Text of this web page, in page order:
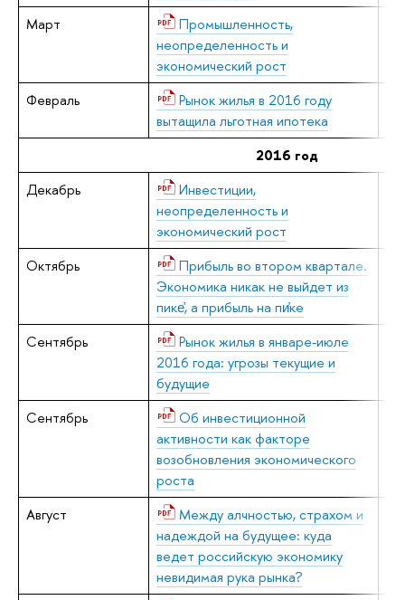
Март
Промышленность,
неопределенность и
экономический рост
Февраль
Рынок жилья в 2016 году
вытащила льготная ипотека
2016 год
Декабрь
Инвестиции,
неопределенность и
экономический рост
Октябрь
Прибыль во втором квартале.
Экономика никак не выйдет из
пике҆, а прибыль на пи҆ке
Сентябрь
Рынок жилья в январе-июле
2016 года: угрозы текущие и
будущие
Сентябрь
Об инвестиционной
активности как факторе
возобновления экономического
роста
Август
Между алчностью, страхом и
надеждой на будущее: куда
ведет российскую экономику
невидимая рука рынка?